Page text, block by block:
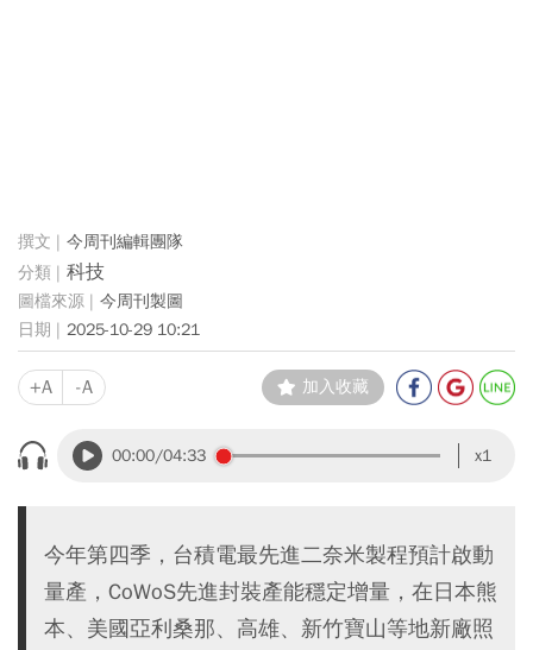
今周刊編輯團隊
科技
今周刊製圖
2025-10-29 10:21
+A -A 加入收藏
00:00/04:33 x1
今年第四季，台積電最先進二奈米製程預計啟動
量產，CoWoS先進封裝產能穩定增量，在日本熊
本、美國亞利桑那、高雄、新竹寶山等地新廠照